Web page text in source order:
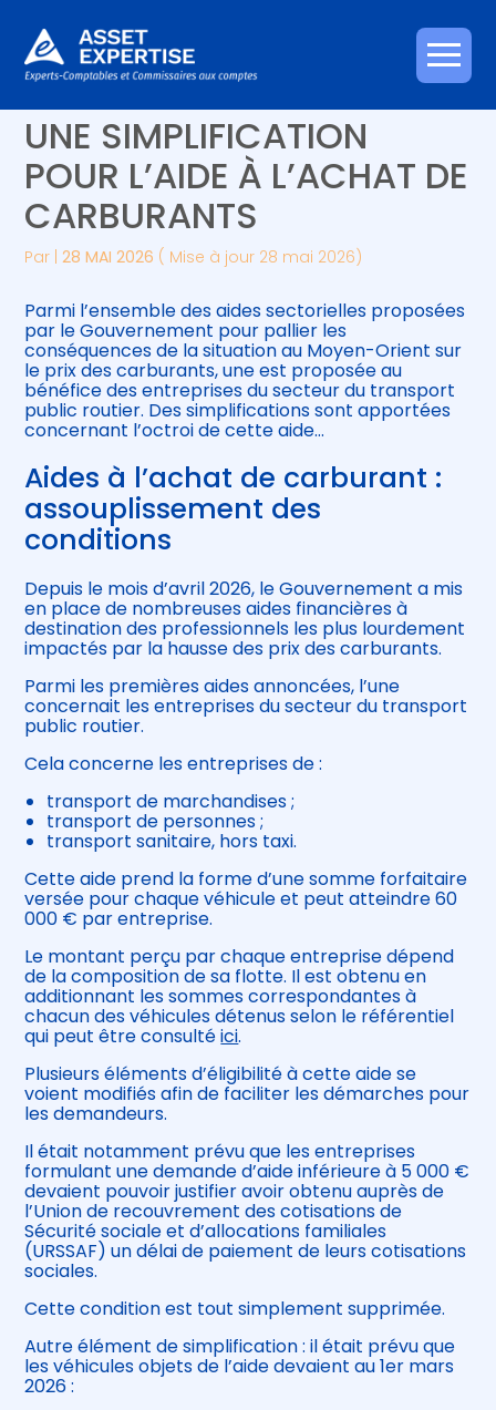
Aller
au
Créer et reprendre une activité
Gérer votre quotidien
Piloter votre entreprise
Développer votre entreprise
Être prêt pour la facturation
électronique
Piloter votre gestion
Suivre votre comptabilité
Gérer vos ressources humaines
TRANSPORT ROUTIER :
UNE SIMPLIFICATION
POUR L’AIDE À L’ACHAT DE
CARBURANTS
Par |28 MAI 2026 ( Mise à jour 28 mai 2026)
Parmi l’ensemble des aides sectorielles proposées
par le Gouvernement pour pallier les
conséquences de la situation au Moyen-Orient sur
le prix des carburants, une est proposée au
bénéfice des entreprises du secteur du transport
public routier. Des simplifications sont apportées
concernant l’octroi de cette aide…
Aides à l’achat de carburant :
assouplissement des
conditions
Depuis le mois d’avril 2026, le Gouvernement a mis
en place de nombreuses aides financières à
destination des professionnels les plus lourdement
impactés par la hausse des prix des carburants.
Parmi les premières aides annoncées, l’une
concernait les entreprises du secteur du transport
public routier.
Cela concerne les entreprises de :
transport de marchandises ;
transport de personnes ;
transport sanitaire, hors taxi.
Cette aide prend la forme d’une somme forfaitaire
versée pour chaque véhicule et peut atteindre 60
000 € par entreprise.
Le montant perçu par chaque entreprise dépend
de la composition de sa flotte. Il est obtenu en
additionnant les sommes correspondantes à
chacun des véhicules détenus selon le référentiel
qui peut être consultéici.
Plusieurs éléments d’éligibilité à cette aide se
voient modifiés afin de faciliter les démarches pour
les demandeurs.
Il était notamment prévu que les entreprises
formulant une demande d’aide inférieure à 5 000 €
devaient pouvoir justifier avoir obtenu auprès de
l’Union de recouvrement des cotisations de
Sécurité sociale et d’allocations familiales
(URSSAF) un délai de paiement de leurs cotisations
sociales.
Cette condition est tout simplement supprimée.
Autre élément de simplification : il était prévu que
les véhicules objets de l’aide devaient au 1er mars
2026 :